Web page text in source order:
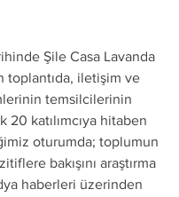
Şile Casa Lavanda
toplantıda, iletişim ve
temsilcilerinin
20 katılımcıya hitaben
oturumda; toplumun
bakışını araştırma
haberleri üzerinden